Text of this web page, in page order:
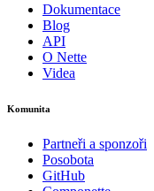
Dokumentace
Blog
API
O Nette
Videa
Komunita
Partneři a sponzoři
Posobota
GitHub